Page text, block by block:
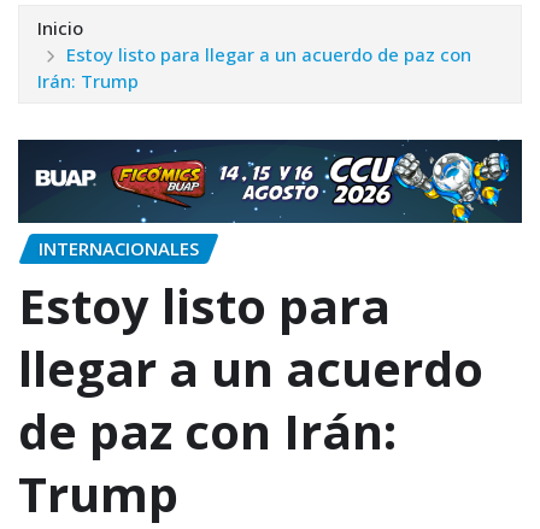
Inicio
Estoy listo para llegar a un acuerdo de paz con
Irán: Trump
INTERNACIONALES
Estoy listo para
llegar a un acuerdo
de paz con Irán:
Trump